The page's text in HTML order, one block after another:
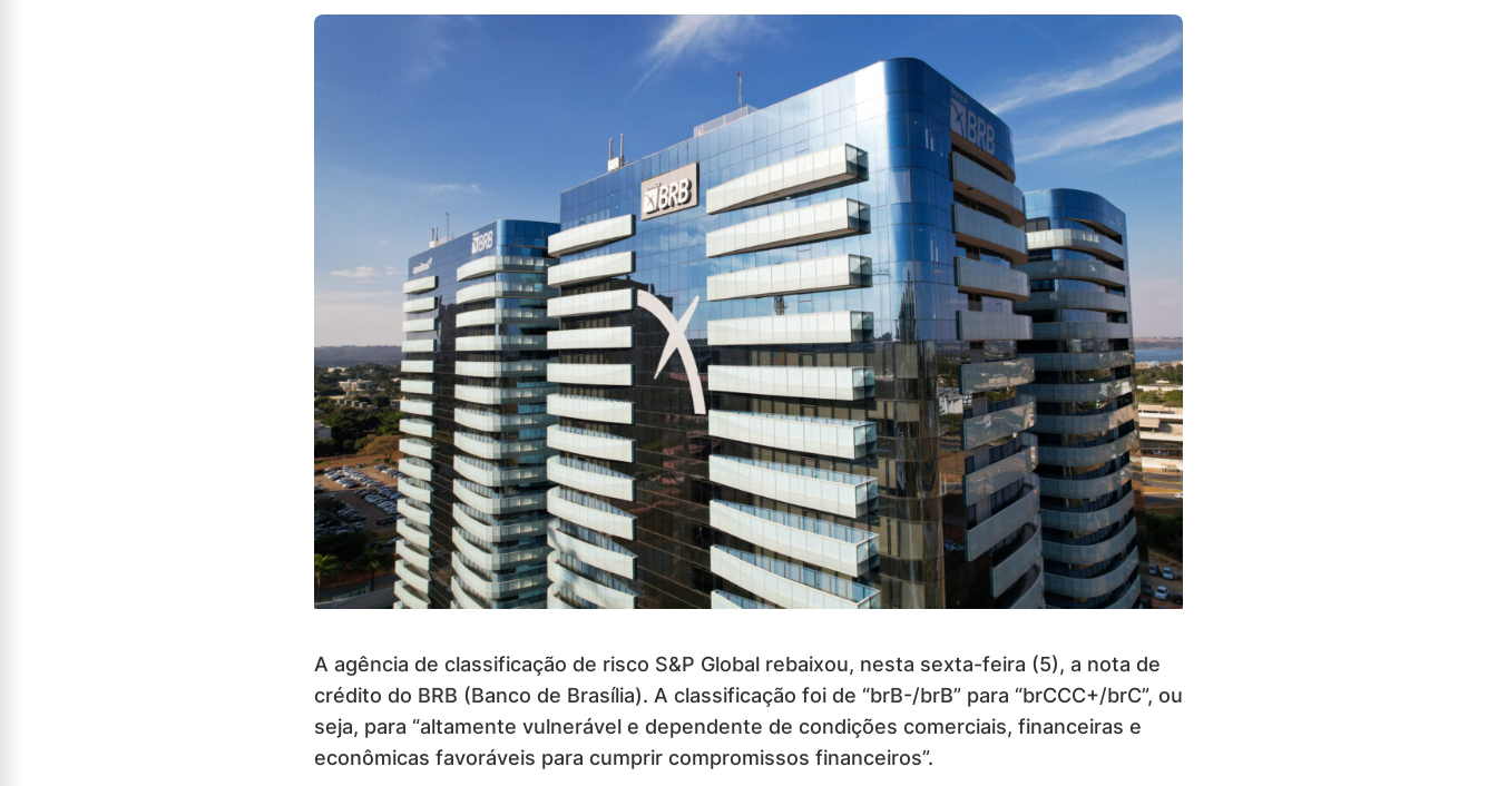
A agência de classificação de risco S&P Global rebaixou, nesta sexta-feira (5), a nota de
crédito do BRB (Banco de Brasília). A classificação foi de “brB-/brB” para “brCCC+/brC”, ou
seja, para “altamente vulnerável e dependente de condições comerciais, financeiras e
econômicas favoráveis para cumprir compromissos financeiros”.